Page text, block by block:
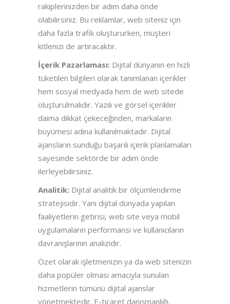
rakiplerinizden bir adım daha önde
olabilirsiniz. Bu reklamlar, web siteniz için
daha fazla trafik oluştururken, müşteri
kitlenizi de artıracaktır.
İçerik Pazarlaması: Dijital dünyanın en hızlı
tüketilen bilgileri olarak tanımlanan içerikler
hem sosyal medyada hem de web sitede
oluşturulmalıdır. Yazılı ve görsel içerikler
daima dikkat çekeceğinden, markaların
büyümesi adına kullanılmaktadır. Dijital
ajansların sunduğu başarılı içerik planlamaları
sayesinde sektörde bir adım önde
ilerleyebilirsiniz.
Analitik: Dijital analitik bir ölçümlendirme
stratejisidir. Yani dijital dünyada yapılan
faaliyetlerin getirisi, web site veya mobil
uygulamaların performansı ve kullanıcıların
davranışlarının analizidir.
Özet olarak işletmenizin ya da web sitenizin
daha popüler olması amacıyla sunulan
hizmetlerin tümünü dijital ajanslar
yönetmektedir. E-ticaret danışmanlığı,